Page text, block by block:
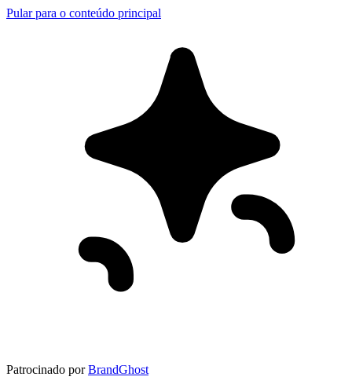
Pular para o conteúdo principal
Patrocinado por BrandGhost